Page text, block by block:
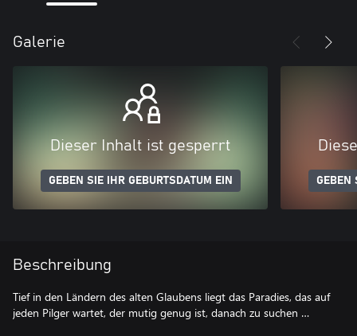
Galerie
Dieser Inhalt ist gesperrt
GEBEN SIE IHR GEBURTSDATUM EIN GEBEN
Beschreibung
Tief in den Ländern des alten Glaubens liegt das Paradies, das auf
jeden Pilger wartet, der mutig genug ist, danach zu suchen …